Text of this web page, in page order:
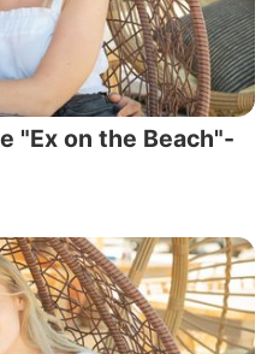
"Ex on the Beach"-